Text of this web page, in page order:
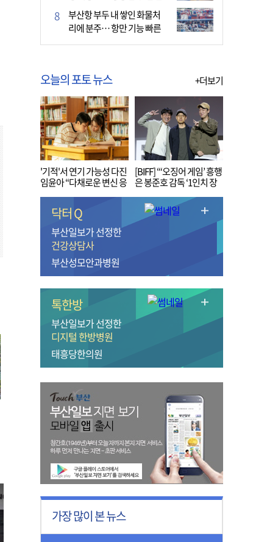
다
부산항 부두 내 쌓인 화물처
리에 분주… 항만 기능 빠른
회복세
오늘의 포토 뉴스 +더보기
'기적'서 연기 가능성 다진
임윤아 “다채로운 변신 응
[BIFF] “‘오징어 게임’ 흥행
은 봉준호 감독 ‘1인치 장
닥터 Q
부산일보가 선정한
건강상담사
부산성모안과병원
톡한방
부산일보가 선정한
디지털 한방병원
태흥당한의원
가장 많이 본 뉴스